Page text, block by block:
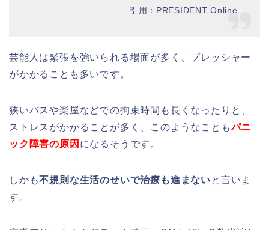
引用：PRESIDENT Online
芸能人は緊張を強いられる場面が多く、プレッシャー
がかかることも多いです。
狭いバスや楽屋などでの拘束時間も長くなったりと、
ストレスがかかることが多く、このようなこともパニ
ック障害の原因 になるそうです。
しかも不規則な生活のせいで治療も進まないと言いま
す。